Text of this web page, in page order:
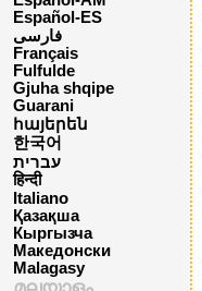
Español-ES
فارسی
Français
Fulfulde
Gjuha shqipe
Guarani
հայերեն
한국어
עברית
हिन्दी
Italiano
Қазақша
Кыргызча
Македонски
Malagasy